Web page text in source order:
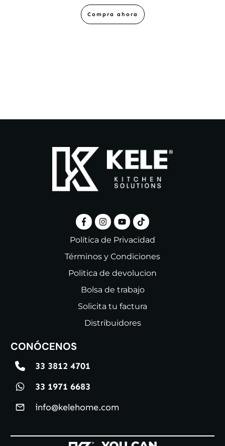
Compra ahora
Política de Privacidad
Términos y Condiciones
Politica de devolucion
Bolsa de trabajo
Solicita tu factura
Distribuidores
CONÓCENOS
33 3812 4701
33 1971 6683
info@kelehome.com